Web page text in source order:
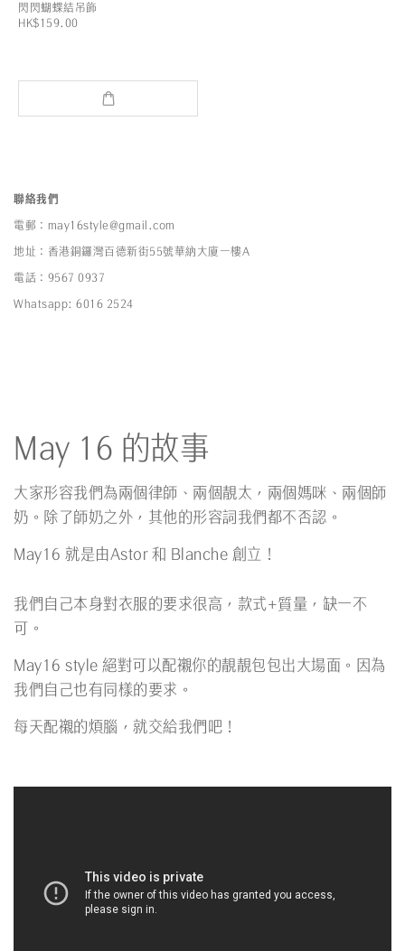
閃閃蝴蝶結吊飾
HK$159.00
聯絡我們
電郵：may16style@gmail.com
地址：香港銅鑼灣百德新街55號華納大廈一樓A
電話：9567 0937
Whatsapp: 6016 2524
May 16 的故事
大家形容我們為兩個律師、兩個靚太，兩個媽咪、兩個師
奶。除了師奶之外，其他的形容詞我們都不否認。
May16 就是由Astor 和 Blanche 創立！
我們自己本身對衣服的要求很高，款式+質量，缺一不
可。
May16 style 絕對可以配襯你的靚靚包包出大場面。因為
我們自己也有同樣的要求。
每天配襯的煩腦，就交給我們吧！